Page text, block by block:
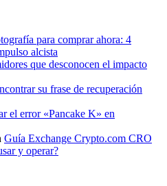
para comprar ahora: 4
alcista
que desconocen el impacto
su frase de recuperación
el error «Pancake K» en
Guía Exchange Crypto.com CRO
y operar?